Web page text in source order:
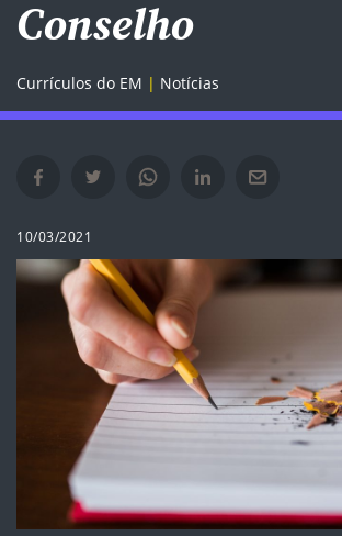
Conselho
Currículos do EM Notícias
Compartilhar no Facebook em nova janela
Compartilhar no Twitter em nova janela
Compartilhar no Whatsapp em nova
Compartilhar no Linkedin
Compartilhar
10/03/2021